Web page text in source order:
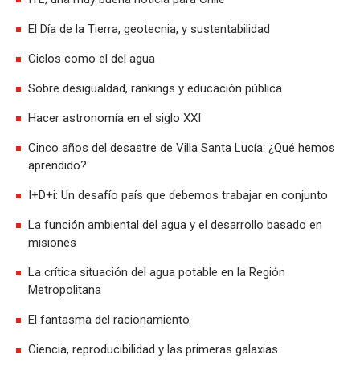
Ciencia, reproducibilidad y las primeras galaxias
El fantasma del racionamiento
La crítica situación del agua potable en la Región
Metropolitana
La función ambiental del agua y el desarrollo basado en
misiones
I+D+i: Un desafío país que debemos trabajar en conjunto
Cinco años del desastre de Villa Santa Lucía: ¿Qué hemos
aprendido?
Hacer astronomía en el siglo XXI
Sobre desigualdad, rankings y educación pública
Ciclos como el del agua
El Día de la Tierra, geotecnia, y sustentabilidad